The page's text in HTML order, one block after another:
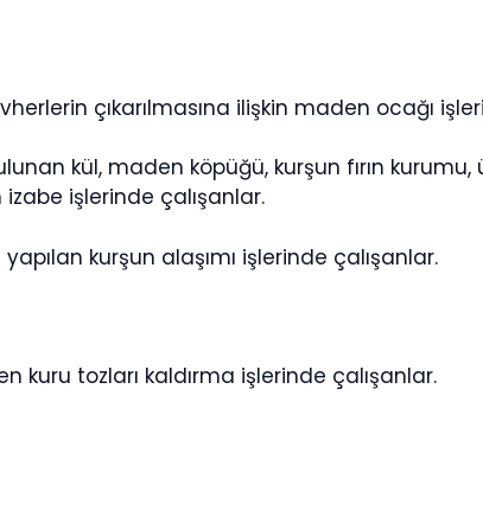
çıkarılmasına ilişkin maden ocağı
kül, maden köpüğü, kurşun fırın kurumu,
işlerinde çalışanlar.
kurşun alaşımı işlerinde çalışanlar.
kuru tozları kaldırma işlerinde çalışanlar.